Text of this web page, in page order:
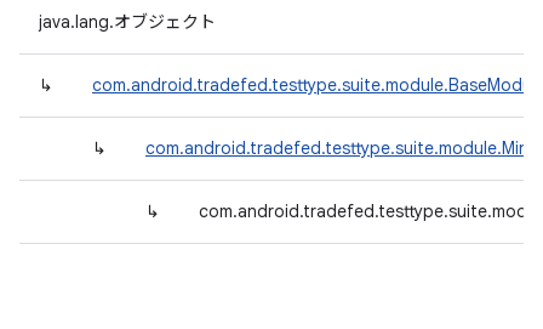
java.lang.オブジェクト
↳
↳
↳